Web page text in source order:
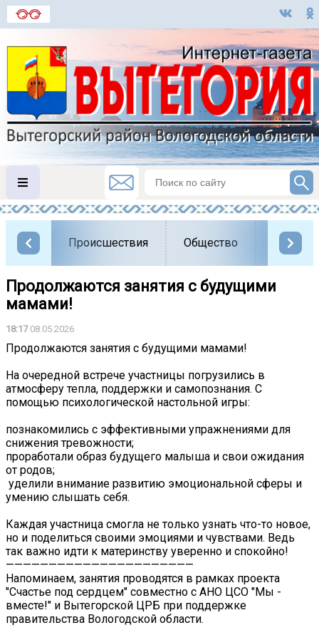
Происшествия Общество Власть
Продолжаются занятия с будущими
мамами!
18:1708.05.2026
Продолжаются занятия с будущими мамами!
На очередной встрече участницы погрузились в
атмосферу тепла, поддержки и самопознания. С
помощью психологической настольной игры:
познакомились с эффективными упражнениями для
снижения тревожности;
проработали образ будущего малыша и свои ожидания
от родов;
️ уделили внимание развитию эмоциональной сферы и
умению слышать себя.
Каждая участница смогла не только узнать что-то новое,
но и поделиться своими эмоциями и чувствами. Ведь
так важно идти к материнству уверенно и спокойно!
——————————————————————
Напоминаем, занятия проводятся в рамках проекта
"Счастье под сердцем" совместно с АНО ЦСО "Мы -
вместе!" и Вытегорской ЦРБ при поддержке
правительства Вологодской области.